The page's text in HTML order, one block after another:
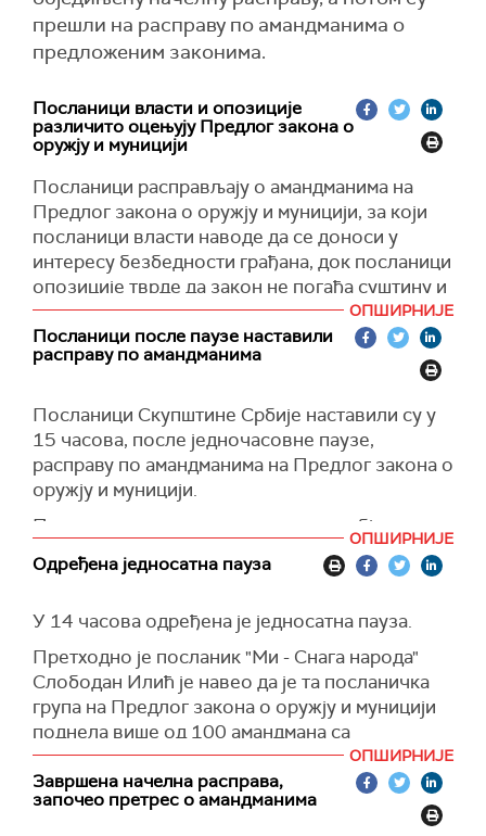
прешли на расправу по амандманима о
предложеним законима.
Посланици власти и опозиције
различито оцењују Предлог закона о
оружју и муницији
Посланици расправљају о амандманима на
Предлог закона о оружју и муницији, за који
посланици власти наводе да се доноси у
интересу безбедности грађана, док посланици
опозиције тврде да закон не погађа суштину и
наводе да нису проблем они који оружје држе
легално, већ они који имају нелегално оружје.
Посланици опозиције су током расправе
па је тако посланица Зелено левог фронта
Биљана Ђорђевић навела да се амандаман те
странке односи на прецизније дефинисање
цивилног стрелишта, док је Ахмедин Шкријељ
из СДА Санџака образложио амандман којим
се тражи прецизније дефинисање шта је 3Д
штампано ватрено оружје.
на примедбу Ђорђевићеве да се предложеним
законским одредбама не уводи кривично дело
за обучавање малолетника за руковање
оужјем, рекао да ће то бити део ширих измена
Кривичног законика које су у припреми и које
ће бити пред посланицима на некој наредној
седници.
ОПШИРНИЈЕ
Посланици после паузе наставили
расправу по амандманима
Посланици Скупштине Србије наставили су у
15 часова, после једночасовне паузе,
расправу по амандманима на Предлог закона о
оружју и муницији.
Посланици су пре паузе завршили обједињену
начелну расправу о 18 тачака дневног реда, а
потом су прешли на расправу по амандманима.
ОПШИРНИЈЕ
Одређена једносатна пауза
У 14 часова одређена је једносатна пауза.
Претходно је посланик "Ми - Снага народа"
Слободан Илић је навео да је та посланичка
група на Предлог закона о оружју и муницији
поднела више од 100 амандмана са
истоветним текстом "да се бришу", оцењујући
да предлог треба да буде повучен из
процедуре.
ОПШИРНИЈЕ
Завршена начелна расправа,
започео претрес о амандманима